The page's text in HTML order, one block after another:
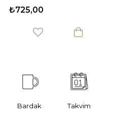
₺725,00
Bardak Takvim